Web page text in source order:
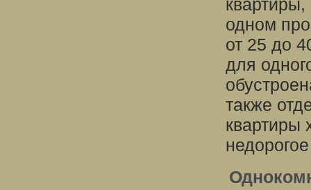
одном
от 25 до
для
также
квартиры